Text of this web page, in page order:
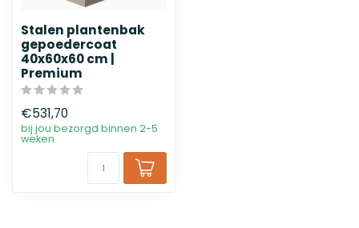
Stalen plantenbak
gepoedercoat
40x60x60 cm |
Premium
€531,70
bij jou bezorgd binnen 2-5
weken